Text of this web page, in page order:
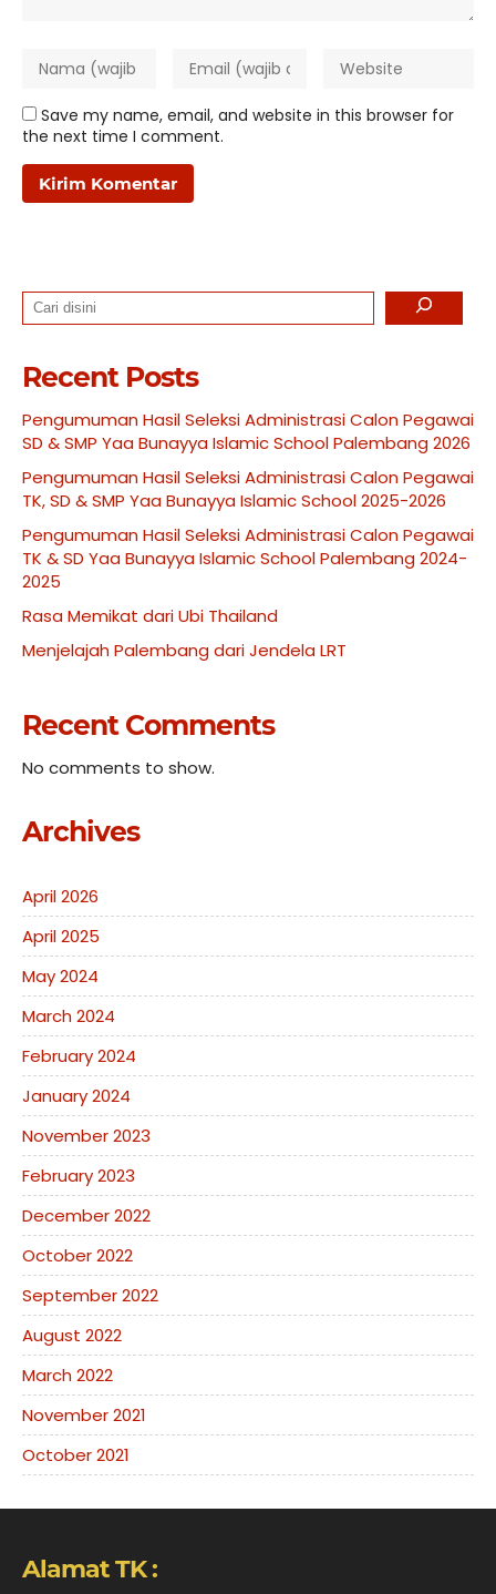
Save my name, email, and website in this browser for
the next time I comment.
Search
Recent Posts
Pengumuman Hasil Seleksi Administrasi Calon Pegawai
SD & SMP Yaa Bunayya Islamic School Palembang 2026
Pengumuman Hasil Seleksi Administrasi Calon Pegawai
TK, SD & SMP Yaa Bunayya Islamic School 2025-2026
Pengumuman Hasil Seleksi Administrasi Calon Pegawai
TK & SD Yaa Bunayya Islamic School Palembang 2024-
2025
Rasa Memikat dari Ubi Thailand
Menjelajah Palembang dari Jendela LRT
Recent Comments
No comments to show.
Archives
April 2026
April 2025
May 2024
March 2024
February 2024
January 2024
November 2023
February 2023
December 2022
October 2022
September 2022
August 2022
March 2022
November 2021
October 2021
Alamat TK :